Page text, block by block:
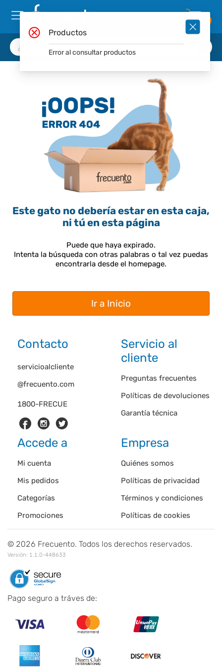
Este gato no debería estar en esta caja,
ni tú en esta página
Puede que haya expirado.
Intenta la búsqueda con otras palabras o tal vez puedas
encontrarla desde el homepage.
Ir a Inicio
Contacto
1800-FRECUE
servicioalcliente
@frecuento.com
Servicio al
cliente
Preguntas frecuentes
Políticas de devoluciones
Garantía técnica
Accede a
Mi cuenta
Mis pedidos
Categorías
Promociones
Empresa
Quiénes somos
Políticas de privacidad
Términos y condiciones
Políticas de cookies
© 2026 Frecuento. Todos los derechos reservados.
Versión: 1.1.0-448633
Pago seguro a tráves de:
Productos
Error al consultar productos